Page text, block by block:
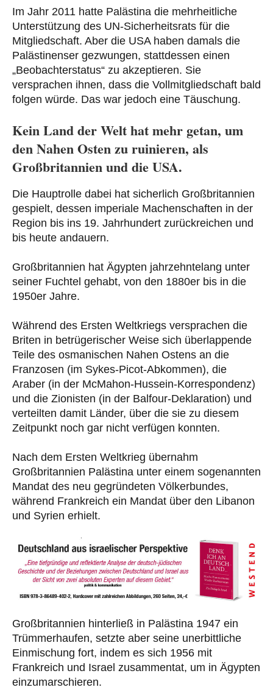
Im Jahr 2011 hatte Palästina die mehrheitliche
Unterstützung des UN-Sicherheitsrats für die
Mitgliedschaft. Aber die USA haben damals die
Palästinenser gezwungen, stattdessen einen
„Beobachterstatus“ zu akzeptieren. Sie
versprachen ihnen, dass die Vollmitgliedschaft bald
folgen würde. Das war jedoch eine Täuschung.
Kein Land der Welt hat mehr getan, um
den Nahen Osten zu ruinieren, als
Großbritannien und die USA.
Die Hauptrolle dabei hat sicherlich Großbritannien
gespielt, dessen imperiale Machenschaften in der
Region bis ins 19. Jahrhundert zurückreichen und
bis heute andauern.
Großbritannien hat Ägypten jahrzehntelang unter
seiner Fuchtel gehabt, von den 1880er bis in die
1950er Jahre.
Während des Ersten Weltkriegs versprachen die
Briten in betrügerischer Weise sich überlappende
Teile des osmanischen Nahen Ostens an die
Franzosen (im Sykes-Picot-Abkommen), die
Araber (in der McMahon-Hussein-Korrespondenz)
und die Zionisten (in der Balfour-Deklaration) und
verteilten damit Länder, über die sie zu diesem
Zeitpunkt noch gar nicht verfügen konnten.
Nach dem Ersten Weltkrieg übernahm
Großbritannien Palästina unter einem sogenannten
Mandat des neu gegründeten Völkerbundes,
während Frankreich ein Mandat über den Libanon
und Syrien erhielt.
Großbritannien hinterließ in Palästina 1947 ein
Trümmerhaufen, setzte aber seine unerbittliche
Einmischung fort, indem es sich 1956 mit
Frankreich und Israel zusammentat, um in Ägypten
einzumarschieren.